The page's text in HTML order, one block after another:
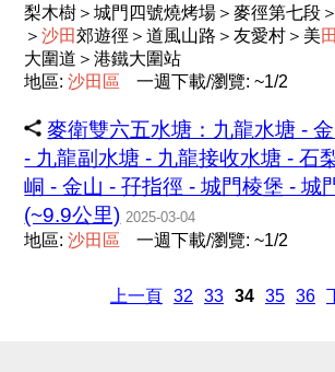
梨木樹＞城門四號燒烤場＞麥徑第七段
＞沙田郊遊徑＞道風山路＞友愛村＞美田
大圍道＞港鐵大圍站
地區:沙田 區 一週下載/瀏覽: ~1/2
麥衛雙六五水塘：九龍水塘 -
- 九龍副水塘 - 九龍接收水塘 - 石
峒 - 金山 - 孖指徑 - 城門棱堡 - 城
(~9.9公里) 2025-03-04
地區:沙田 區 一週下載/瀏覽: ~1/2
上一頁 32 33 34 35 36